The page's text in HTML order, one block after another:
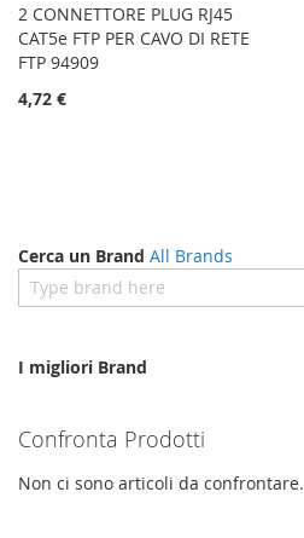
2 CONNETTORE PLUG RJ45
CAT5e FTP PER CAVO DI RETE
FTP 94909
4,72 €
Cerca un Brand All Brands
I migliori Brand
Confronta Prodotti
Non ci sono articoli da confrontare.